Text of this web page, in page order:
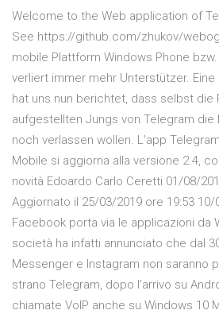
Welcome to the Web application of
See https://github.com/zhukov/
mobile Plattform Windows Phone
verliert immer mehr Unterstützer.
hat uns nun berichtet, dass selbst die
aufgestellten Jungs von Telegram
noch verlassen wollen. L’app
Mobile si aggiorna alla versione 2.4,
novità Edoardo Carlo Ceretti 01/08/
Aggiornato il 25/03/2019 ore 19:53 10/
Facebook porta via le applicazioni da
società ha infatti annunciato che dal
Messenger e Instagram non saranno
strano Telegram, dopo l’arrivo su
chiamate VoIP anche su Windows 10